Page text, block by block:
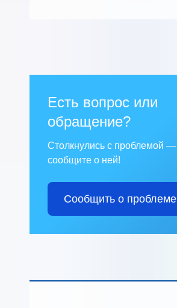
Есть вопрос или
обращение?
Столкнулись с проблемой —
сообщите о ней!
Сообщить о проблеме